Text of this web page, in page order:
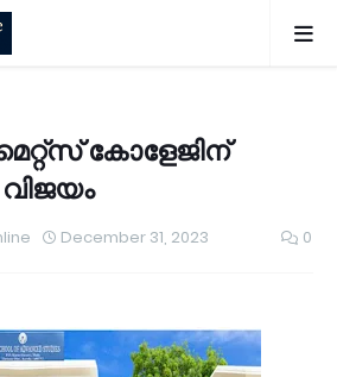
കോളേജിന്
വിജയം
December 31, 2023 0